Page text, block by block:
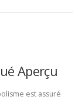
Aperçu
est assuré